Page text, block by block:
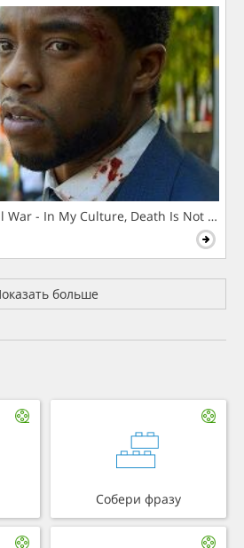
War - In My Culture, Death Is Not The
больше
Собери фразу